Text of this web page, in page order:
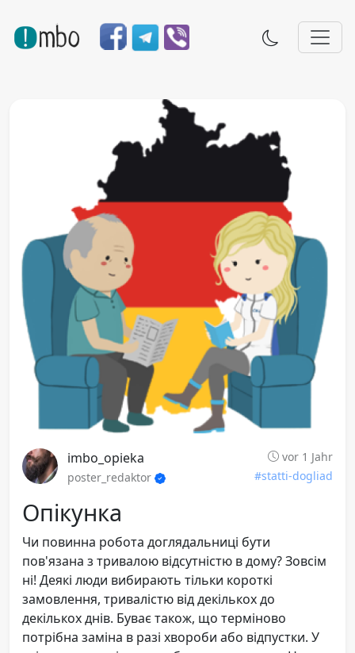
imbo_opieka
vor 1 Jahr
poster_redaktor
#statti-dogliad
Опікунка
Чи повинна робота доглядальниці бути
пов'язана з тривалою відсутністю в дому? Зовсім
ні! Деякі люди вибирають тільки короткі
замовлення, тривалістю від декількох до
декількох днів. Буває також, що терміново
потрібна заміна в разі хвороби або відпустки. У